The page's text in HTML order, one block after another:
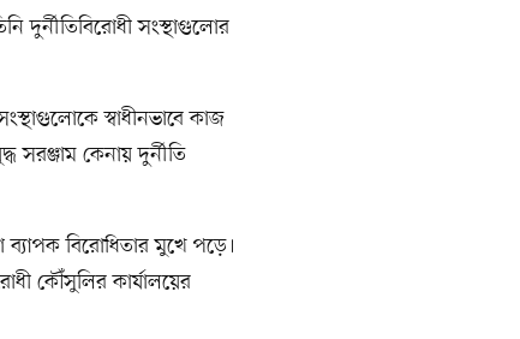
দুর্নীতিবিরোধী সংস্থাগুলোর
স্বাধীনভাবে কাজ
কেনায় দুর্নীতি
ব্যাপক বিরোধিতার মুখে পড়ে।
কৌঁসুলির কার্যালয়ের